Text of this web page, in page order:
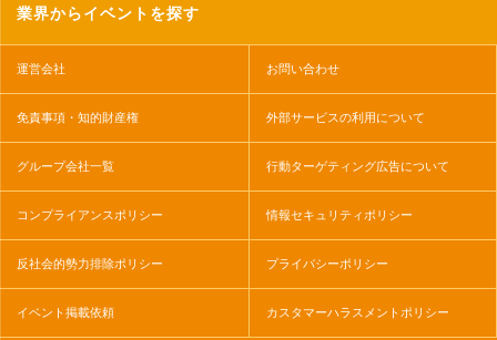
業界からイベントを探す
運営会社 お問い合わせ
免責事項・知的財産権 外部サービスの利用について
グループ会社一覧 行動ターゲティング広告について
コンプライアンスポリシー 情報セキュリティポリシー
反社会的勢力排除ポリシー プライバシーポリシー
イベント掲載依頼 カスタマーハラスメントポリシー